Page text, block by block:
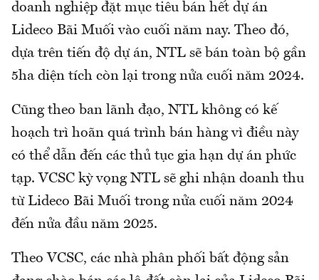
doanh nghiệp đặt mục tiêu bán hết dự án
Lideco Bãi Muối vào cuối năm nay. Theo đó,
dựa trên tiến độ dự án, NTL sẽ bán toàn bộ gần
5ha diện tích còn lại trong nửa cuối năm 2024.
Cũng theo ban lãnh đạo, NTL không có kế
hoạch trì hoãn quá trình bán hàng vì điều này
có thể dẫn đến các thủ tục gia hạn dự án phức
tạp. VCSC kỳ vọng NTL sẽ ghi nhận doanh thu
từ Lideco Bãi Muối trong nửa cuối năm 2024
đến nửa đầu năm 2025.
Theo VCSC, các nhà phân phối bất động sản